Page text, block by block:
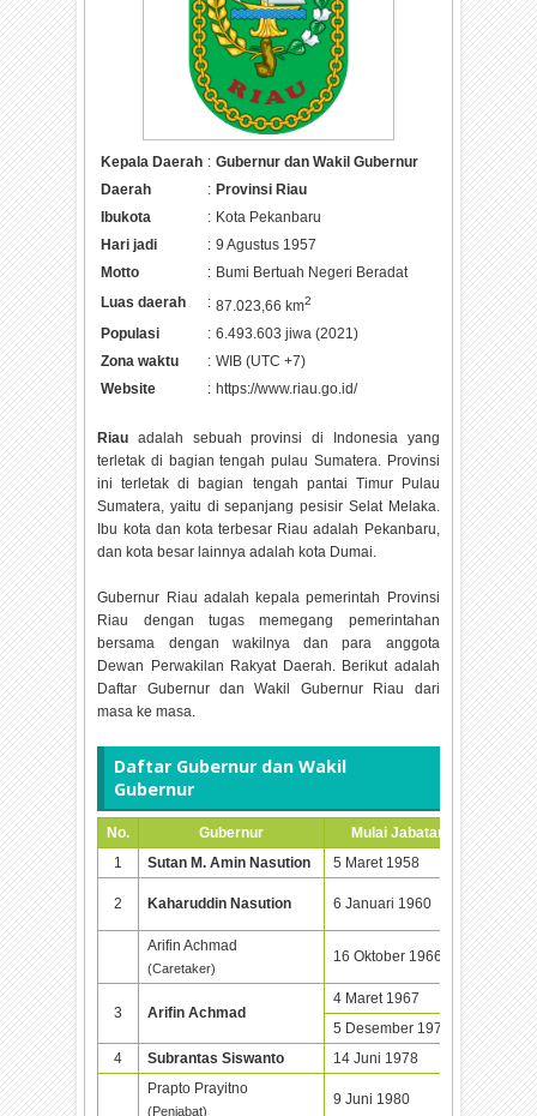
Kepala Daerah : Gubernur dan Wakil Gubernur
Daerah
: Provinsi Riau
Ibukota
: Kota Pekanbaru
Hari jadi
: 9 Agustus 1957
Motto
: Bumi Bertuah Negeri Beradat
Luas daerah
: 87.023,66 km2
Populasi : 6.493.603 jiwa (2021)
Zona waktu
: WIB (UTC +7)
Website
: https://www.riau.go.id/
Riau adalah sebuah provinsi di Indonesia yang
terletak di bagian tengah pulau Sumatera. Provinsi
ini terletak di bagian tengah pantai Timur Pulau
Sumatera, yaitu di sepanjang pesisir Selat Melaka.
Ibu kota dan kota terbesar Riau adalah Pekanbaru,
dan kota besar lainnya adalah kota Dumai.
Gubernur Riau adalah kepala pemerintah Provinsi
Riau dengan tugas memegang pemerintahan
bersama dengan wakilnya dan para anggota
Dewan Perwakilan Rakyat Daerah. Berikut adalah
Daftar Gubernur dan Wakil Gubernur Riau dari
masa ke masa.
Daftar Gubernur dan Wakil
Gubernur
No. Gubernur Mulai Jabatan
Akhir
1
Sutan M. Amin Nasution 5 Maret 1958 6
2 Kaharuddin Nasution 6 Januari 1960 15
Arifin Achmad
(Caretaker)
16 Oktober 1966 4 Maret
3 Arifin Achmad
4 Maret 1967
4 Maret
5 Desember 1972
5
4
Subrantas Siswanto 14 Juni 1978
14 Mei
Prapto Prayitno
(Penjabat)
9 Juni 1980 2